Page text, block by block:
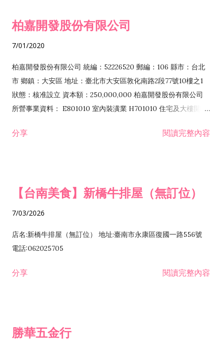
柏嘉開發股份有限公司
7/01/2020
柏嘉開發股份有限公司 統編：52226520 郵編：106 縣市：台北
市 鄉鎮：大安區 地址：臺北市大安區敦化南路2段77號10樓之1
狀態：核准設立 資本額：250,000,000 柏嘉開發股份有限公司
所營事業資料： E801010 室內裝潢業 H701010 住宅及大樓開發
發業 H703090 不動產買賣業 H703100 不動產租賃業 I503010
分享 閱讀完整內容
【台南美食】新橋牛排屋（無訂位）
7/03/2026
店名:新橋牛排屋（無訂位） 地址:臺南市永康區復國一路556號
電話:062025705
分享 閱讀完整內容
勝華五金行